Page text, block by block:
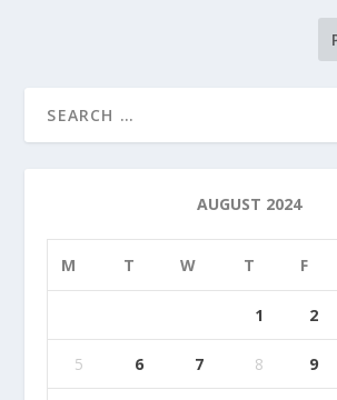
AUGUST 2024
M T W T F
1 2
5 6 7 8 9